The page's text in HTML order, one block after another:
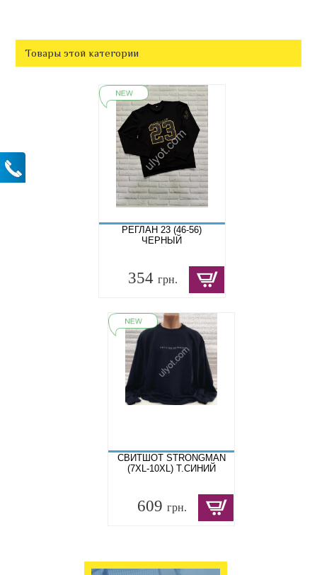
Товары этой категории
РЕГЛАН 23 (46-56)
ЧЕРНЫЙ
354 грн.
СВИТШОТ STRONGMAN
(7XL-10XL) Т.СИНИЙ
609 грн.